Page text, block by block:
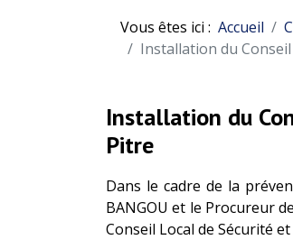
Vous êtes ici : Accueil
Installation du
Installation du
Pitre
Dans le cadre de la
BANGOU et le Procureur
Conseil Local de Sécurité